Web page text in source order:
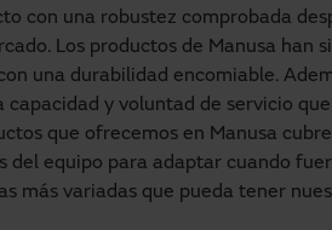
con una robustez comprobada
Los productos de Manusa han
una durabilidad encomiable.
capacidad y voluntad de servicio
que ofrecemos en Manusa
del equipo para adaptar cuando
más variadas que pueda tener